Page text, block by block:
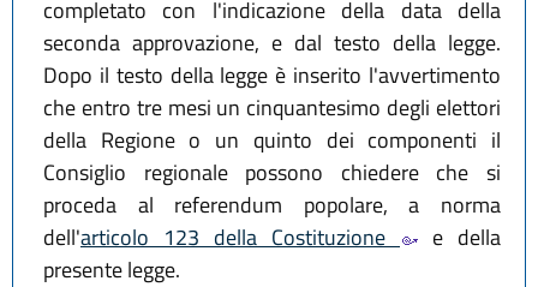
completato con l'indicazione della data della
seconda approvazione, e dal testo della legge.
Dopo il testo della legge è inserito l'avvertimento
che entro tre mesi un cinquantesimo degli elettori
della Regione o un quinto dei componenti il
Consiglio regionale possono chiedere che si
proceda al referendum popolare, a norma
dell'articolo 123 della Costituzione
e della
presente legge.